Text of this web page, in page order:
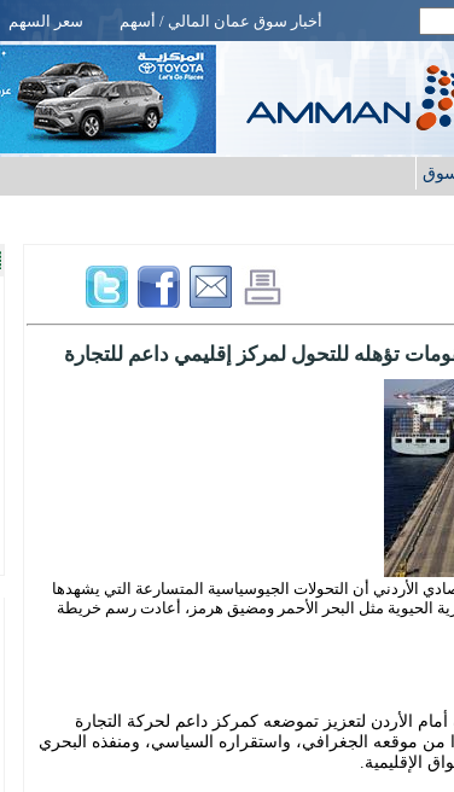
أخبار سوق عمان المالي / أسهم سعر السهم
تؤهله للتحول لمركز إقليمي داعم للتجارة
الأردني أن التحولات الجيوسياسية المتسارعة التي يشهدها
البحرية الحيوية مثل البحر الأحمر ومضيق هرمز، أعادت رسم خريطة
الأردن لتعزيز تموضعه كمركز داعم لحركة التجارة
من موقعه الجغرافي، واستقراره السياسي، ومنفذه البحري
الإقليمية.